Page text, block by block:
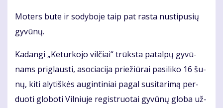
Mo­ters bu­te ir so­dy­bo­je taip pat ras­ta nu­sti­pu­sių
gy­vū­nų.
Ka­dan­gi „Ke­tur­ko­jo vil­čiai“ trūks­ta pa­tal­pų gy­vū­
nams pri­glaus­ti, aso­cia­ci­ja prie­žiū­rai pa­si­li­ko 16 šu­
nų, ki­ti aly­tiš­kės au­gin­ti­niai pa­gal su­si­ta­ri­mą per­
duo­ti glo­bo­ti Vil­niu­je re­gist­ruo­tai gy­vū­nų glo­ba už­